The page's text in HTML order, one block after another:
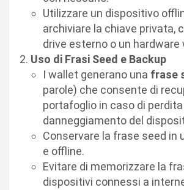
Utilizzare un dispositivo
archiviare la chiave privata,
drive esterno o un hardware
Uso di Frasi Seed e Backup
I wallet generano una frase
parole) che consente di
portafoglio in caso di
danneggiamento del
Conservare la frase seed in
e offline.
Evitare di memorizzare la
dispositivi connessi a